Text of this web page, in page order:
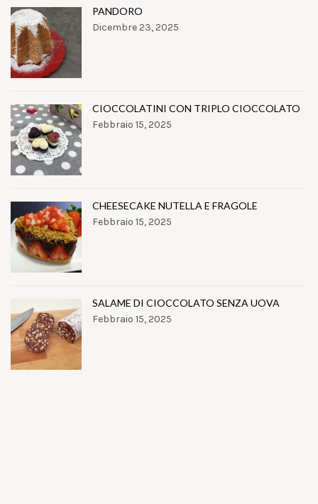
PANDORO
Dicembre 23, 2025
CIOCCOLATINI CON TRIPLO CIOCCOLATO
Febbraio 15, 2025
CHEESECAKE NUTELLA E FRAGOLE
Febbraio 15, 2025
SALAME DI CIOCCOLATO SENZA UOVA
Febbraio 15, 2025